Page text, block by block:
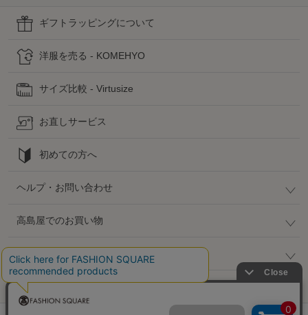
ギフトラッピングについて
洋服を売る - KOMEHYO
サイズ比較 - Virtusize
お直しサービス
初めての方へ
ヘルプ・お問い合わせ
高島屋でのお買い物
公式SNS
企業情報 / 規約 / 採用情報